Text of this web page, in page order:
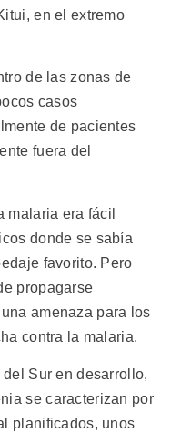
en el extremo
de las zonas de
casos
de pacientes
fuera del
malaria era fácil
donde se sabía
favorito. Pero
propagarse
amenaza para los
contra la malaria.
Sur en desarrollo,
se caracterizan por
planificados, unos